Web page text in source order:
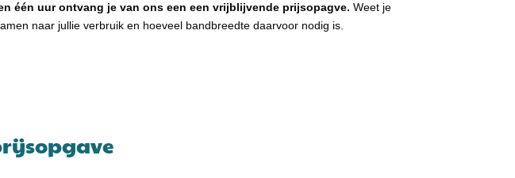
één uur ontvang je van ons een een vrijblijvende prijsopagve. Weet je
naar jullie verbruik en hoeveel bandbreedte daarvoor nodig is.